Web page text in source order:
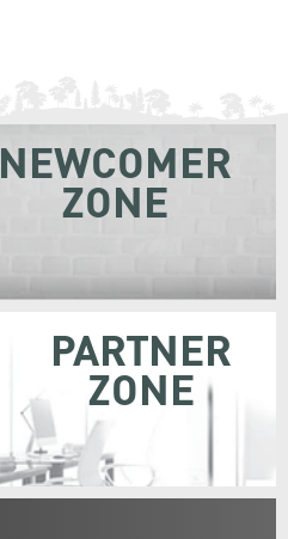
NEWCOMER
ZONE
PARTNER
ZONE